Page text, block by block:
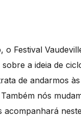
o Festival
sobre a ideia de
de andarmos
nós
acompanhará